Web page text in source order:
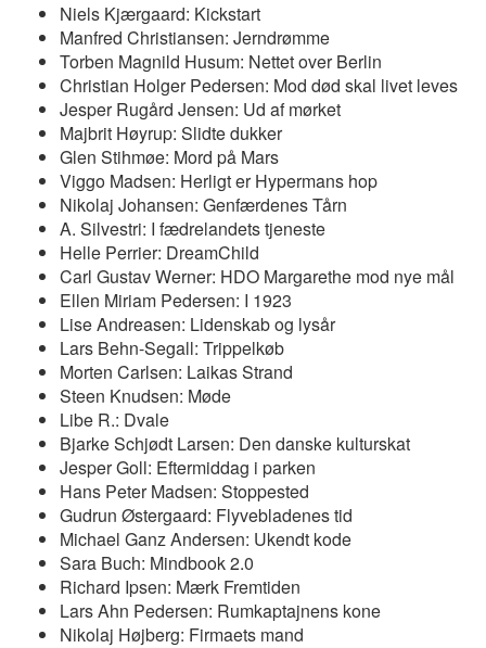
Niels Kjærgaard: Kickstart
Manfred Christiansen: Jerndrømme
Torben Magnild Husum: Nettet over Berlin
Christian Holger Pedersen: Mod død skal livet leves
Jesper Rugård Jensen: Ud af mørket
Majbrit Høyrup: Slidte dukker
Glen Stihmøe: Mord på Mars
Viggo Madsen: Herligt er Hypermans hop
Nikolaj Johansen: Genfærdenes Tårn
A. Silvestri: I fædrelandets tjeneste
Helle Perrier: DreamChild
Carl Gustav Werner: HDO Margarethe mod nye mål
Ellen Miriam Pedersen: I 1923
Lise Andreasen: Lidenskab og lysår
Lars Behn-Segall: Trippelkøb
Morten Carlsen: Laikas Strand
Steen Knudsen: Møde
Libe R.: Dvale
Bjarke Schjødt Larsen: Den danske kulturskat
Jesper Goll: Eftermiddag i parken
Hans Peter Madsen: Stoppested
Gudrun Østergaard: Flyvebladenes tid
Michael Ganz Andersen: Ukendt kode
Sara Buch: Mindbook 2.0
Richard Ipsen: Mærk Fremtiden
Lars Ahn Pedersen: Rumkaptajnens kone
Nikolaj Højberg: Firmaets mand